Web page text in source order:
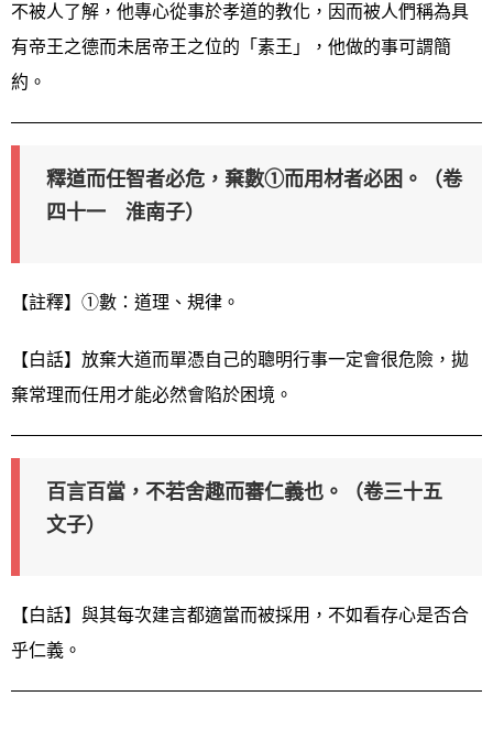
不被人了解，他專心從事於孝道的教化，因而被人們稱為具
有帝王之德而未居帝王之位的「素王」，他做的事可謂簡
約。
釋道而任智者必危，棄數①而用材者必困。（卷
四十一 淮南子）
【註釋】①數：道理、規律。
【白話】放棄大道而單憑自己的聰明行事一定會很危險，拋
棄常理而任用才能必然會陷於困境。
百言百當，不若舍趣而審仁義也。（卷三十五
文子）
【白話】與其每次建言都適當而被採用，不如看存心是否合
乎仁義。